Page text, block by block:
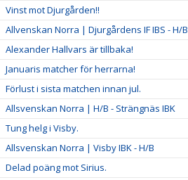
Vinst mot Djurgården!!
Allvenskan Norra | Djurgårdens IF IBS - H/B
Alexander Hallvars är tillbaka!
Januaris matcher för herrarna!
Förlust i sista matchen innan jul.
Allsvenskan Norra | H/B - Strängnäs IBK
Tung helg i Visby.
Allsvenskan Norra | Visby IBK - H/B
Delad poäng mot Sirius.